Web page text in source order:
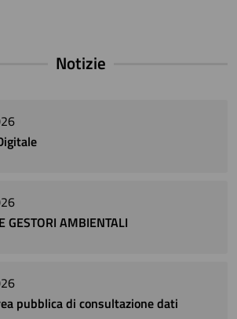
Notizie
GESTORI AMBIENTALI
pubblica di consultazione dati